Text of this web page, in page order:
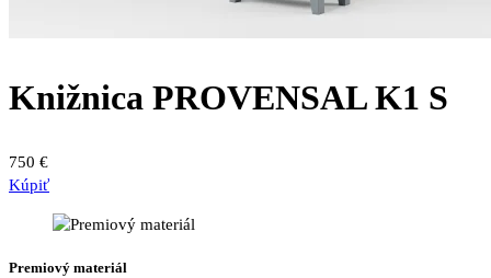
Knižnica PROVENSAL K1 S
750 €
Kúpiť
Premiový materiál